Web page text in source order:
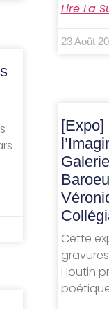
Lire La
23 Août
Cette
Houtin